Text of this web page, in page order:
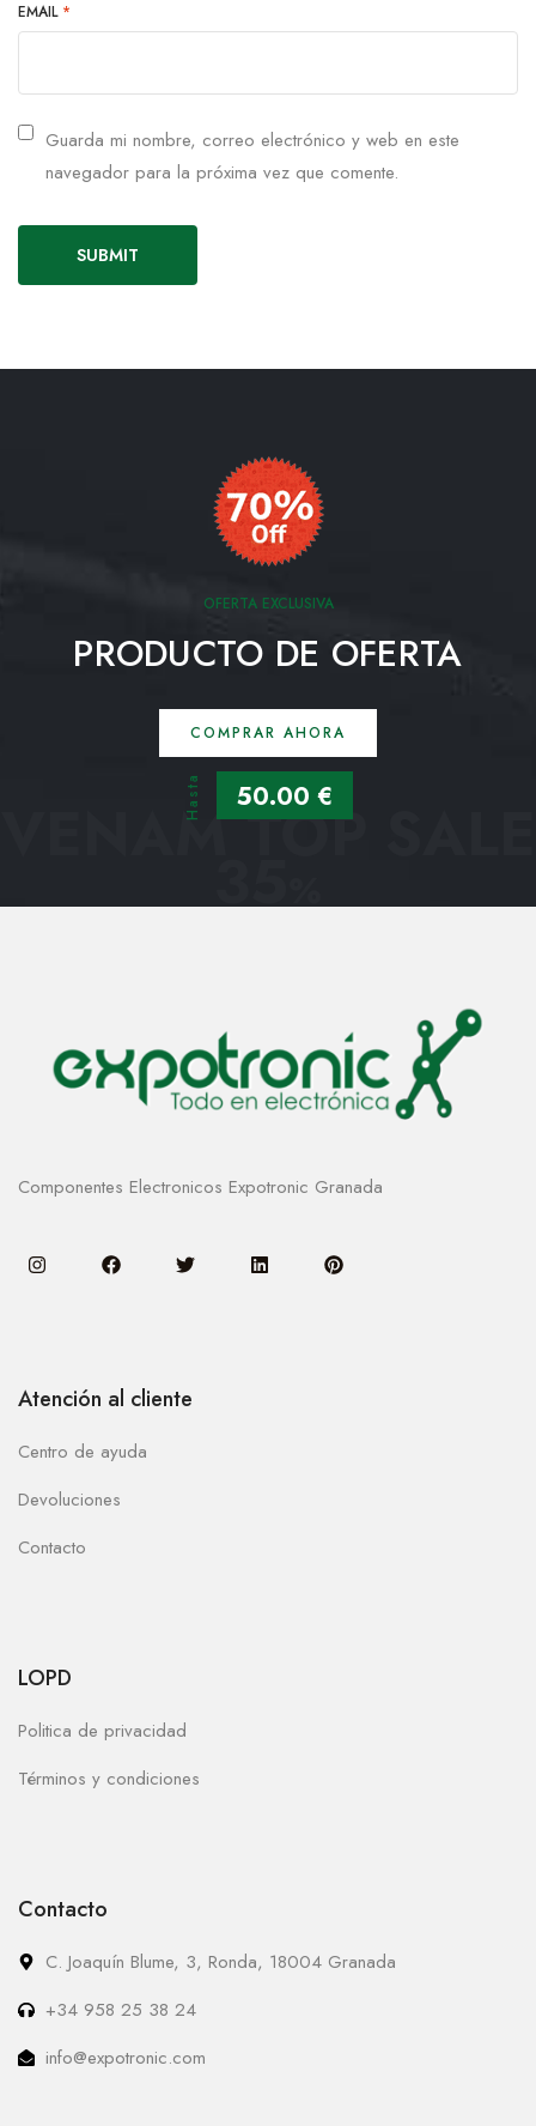
EMAIL *
Guarda mi nombre, correo electrónico y web en este
navegador para la próxima vez que comente.
OFERTA EXCLUSIVA
PRODUCTO DE OFERTA
COMPRAR AHORA
Hasta 50.00 €
VENAM TOP SALE
35
Componentes Electronicos Expotronic Granada
Atención al cliente
Centro de ayuda
Devoluciones
Contacto
LOPD
Politica de privacidad
Términos y condiciones
Contacto
C. Joaquín Blume, 3, Ronda, 18004 Granada
+34 958 25 38 24
info@expotronic.com